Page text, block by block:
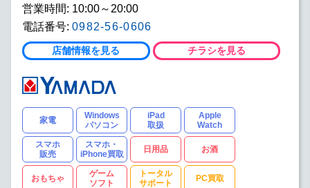
営業時間: 10:00～20:00
電話番号: 0982-56-0606
店舗情報を見る チラシを見る
家電
Windows
パソコン
iPad
取扱
Apple
Watch
スマホ
販売
スマホ・
iPhone買取
日用品 お酒
おもちゃ
ゲーム
ソフト
トータル
サポート
PC買取